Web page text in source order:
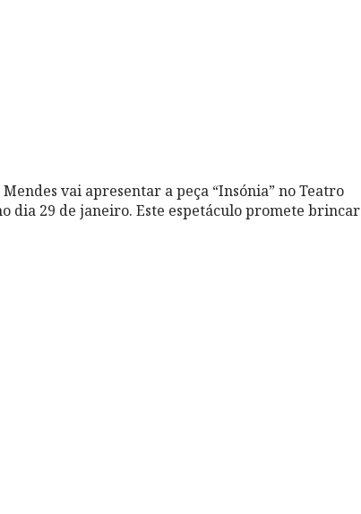
vai apresentar a peça “Insónia” no Teatro
dia 29 de janeiro. Este espetáculo promete brincar